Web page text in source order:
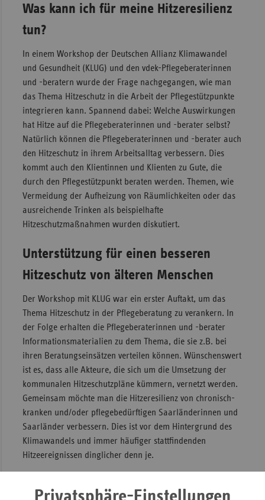
Privatsphäre-Einstellungen
Was kann ich für meine Hitzeresilienz
tun?
In einem Workshop der Deutschen Allianz Klimawandel
und Gesundheit (KLUG) und den vdek-Pflegeberaterinnen
und -beratern wurde der Frage nachgegangen, wie man
das Thema Hitzeschutz in die Arbeit der Pflegestützpunkte
integrieren kann. Spannend dabei: Welche Auswirkungen
hat Hitze auf die Pflegeberaterinnen und -berater selbst?
Natürlich können die Pflegeberaterinnen und -berater auch
den Hitzeschutz in ihrem Arbeitsalltag verbessern. Dies
kommt auch den Klientinnen und Klienten zu Gute, die
durch den Pflegestützpunkt beraten werden. Themen, wie
Vermeidung der Aufheizung von Räumlichkeiten oder das
ausreichende Trinken als beispielhafte
Hitzeschutzmaßnahmen wurden diskutiert.
Unterstützung für einen besseren
Hitzeschutz von älteren Menschen
Der Workshop mit KLUG war ein erster Auftakt, um das
Thema Hitzeschutz in der Pflegeberatung zu verankern. In
der Folge erhalten die Pflegeberaterinnen und -berater
Informationsmaterialien zu dem Thema, die sie z.B. bei
ihren Beratungseinsätzen verteilen können. Wünschenswert
ist es, dass alle Akteure, die sich um die Umsetzung der
kommunalen Hitzeschutzpläne kümmern, vernetzt werden.
Gemeinsam möchte man die Hitzeresilienz von chronisch-
kranken und/oder pflegebedürftigen Saarländerinnen und
Saarländer verbessern. Dies ist vor dem Hintergrund des
Klimawandels und immer häufiger stattfindenden
Hitzeereignissen dinglicher denn je.